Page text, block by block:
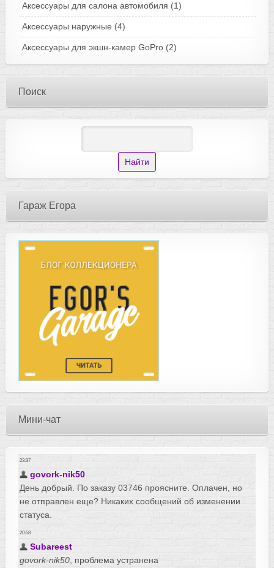
Аксессуары для салона автомобиля (1)
Аксессуары наружные (4)
Аксессуары для экшн-камер GoPro (2)
Поиск
Гараж Егора
Мини-чат